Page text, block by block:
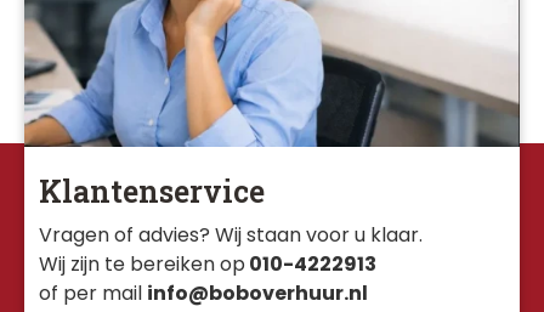
Klantenservice
Vragen of advies? Wij staan voor u klaar.
Wij zijn te bereiken op 010-4222913
of per mail info@boboverhuur.nl